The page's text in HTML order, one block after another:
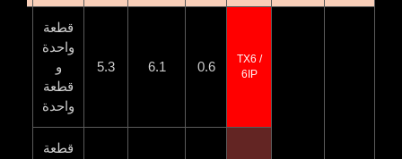
TX6 /
6IP
0.6
6.1
5.3
قطعة
واحدة
قطعة
واحدة
قطعة